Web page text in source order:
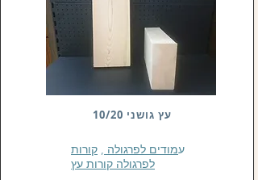
עץ גושני 10/20
עמודים לפרגולה , קורות
לפרגולה קורות עץ